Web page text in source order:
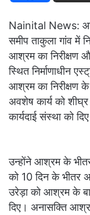
Nainital News: आज
समीप ताकुला गांव में
आश्रम का निरीक्षण
स्थित निर्माणाधीन
आश्रम का निरीक्षण के
अवशेष कार्य को
कार्यदाई संस्था को
उन्होंने आश्रम के
को 10 दिन के भीतर
उरेड़ा को आश्रम के
दिए। अनासक्ति